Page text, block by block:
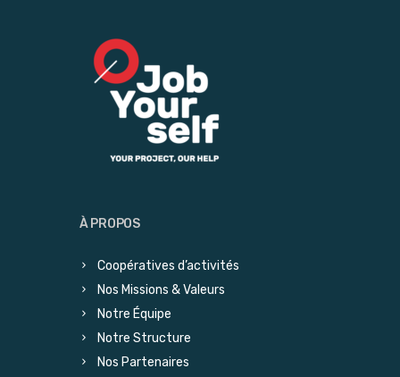
À PROPOS
Coopératives d’activités
Nos Missions & Valeurs
Notre Équipe
Notre Structure
Nos Partenaires